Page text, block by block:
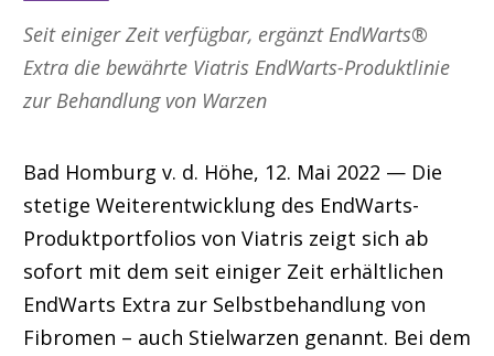
Seit einiger Zeit verfügbar, ergänzt EndWarts®
Extra die bewährte Viatris EndWarts-Produktlinie
zur Behandlung von Warzen
Bad Homburg v. d. Höhe, 12. Mai 2022 — Die
stetige Weiterentwicklung des EndWarts-
Produktportfolios von Viatris zeigt sich ab
sofort mit dem seit einiger Zeit erhältlichen
EndWarts Extra zur Selbstbehandlung von
Fibromen – auch Stielwarzen genannt. Bei dem